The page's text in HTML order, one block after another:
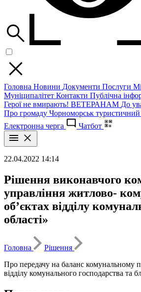
Головна Новини Документи Послуги
Муніципалітет Контакти Публічна
Герої не вмирають! ВЕТЕРАНАМ До
Про громаду Чорноморськ туристичний
Електронна черга
Чатбот
22.04.2022 14:14
Рішення виконавчого
управління житлово-
об’єктах відділу
області»
Головна
Рішення
Про передачу на баланс комунальному
відділу комунального господарства та